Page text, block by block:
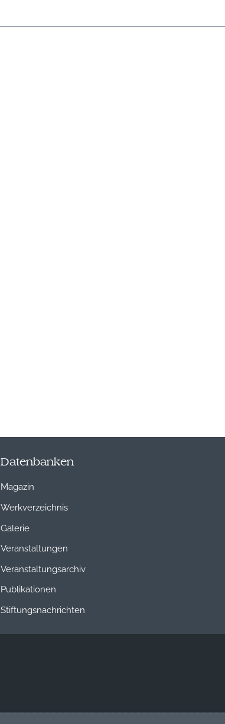
Datenbanken
Magazin
Werkverzeichnis
Galerie
Veranstaltungen
Veranstaltungsarchiv
Publikationen
Stiftungsnachrichten